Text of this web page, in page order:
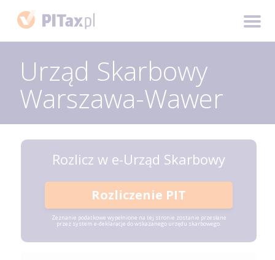
Urząd Skarbowy
Warszawa-Wawer
Rozlicz w e-Urząd Skarbowy
Rozliczenie PIT
Zeznanie podatkowe wypełnione na tej stronie zostanie przesłane
przez system e-deklaracje do wskazanego urzędu skarbowego.